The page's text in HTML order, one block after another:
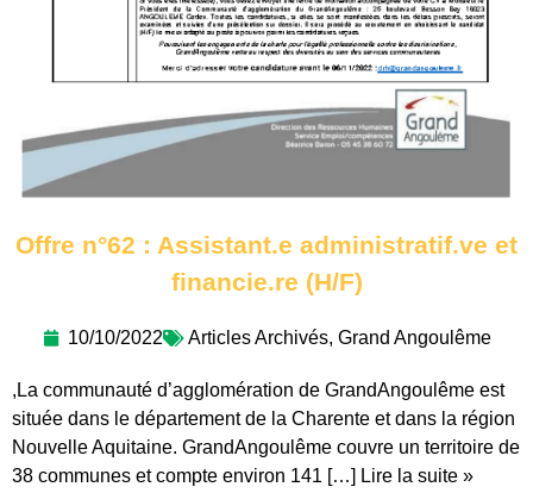
Offre n°62 : Assistant.e administratif.ve et
financie.re (H/F)
10/10/2022 Articles Archivés, Grand Angoulême
,La communauté d’agglomération de GrandAngoulême est
située dans le département de la Charente et dans la région
Nouvelle Aquitaine. GrandAngoulême couvre un territoire de
38 communes et compte environ 141 […] Lire la suite »